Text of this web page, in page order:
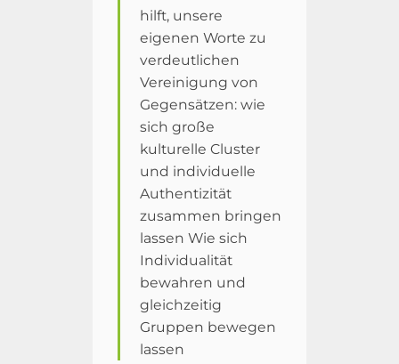
hilft, unsere
eigenen Worte zu
verdeutlichen
Vereinigung von
Gegensätzen: wie
sich große
kulturelle Cluster
und individuelle
Authentizität
zusammen bringen
lassen Wie sich
Individualität
bewahren und
gleichzeitig
Gruppen bewegen
lassen